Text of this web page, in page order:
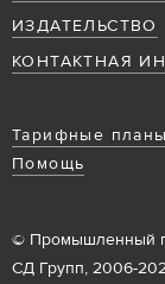
ИЗДАТЕЛЬСТВО
КОНТАКТНАЯ
Тарифные планы
Помощь
© Промышленный
СД Групп, 2006-